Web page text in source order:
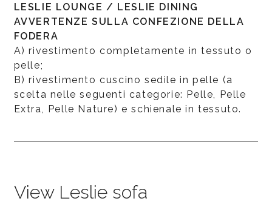
LESLIE LOUNGE / LESLIE DINING
AVVERTENZE SULLA CONFEZIONE DELLA
FODERA
A) rivestimento completamente in tessuto o
pelle;
B) rivestimento cuscino sedile in pelle (a
scelta nelle seguenti categorie: Pelle, Pelle
Extra, Pelle Nature) e schienale in tessuto.
View Leslie sofa